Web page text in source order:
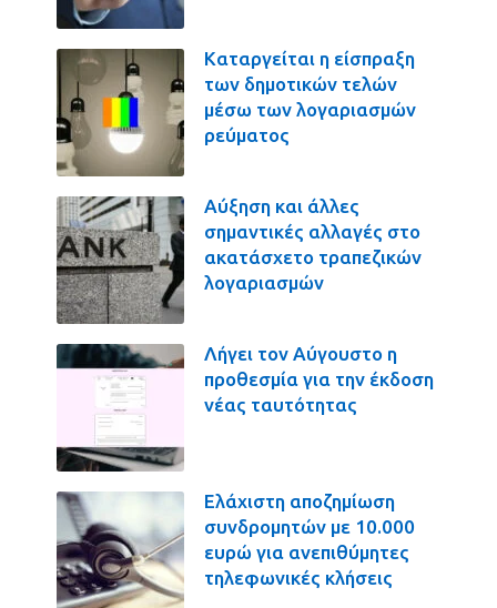
Καταργείται η είσπραξη
των δημοτικών τελών
μέσω των λογαριασμών
ρεύματος
Αύξηση και άλλες
σημαντικές αλλαγές στο
ακατάσχετο τραπεζικών
λογαριασμών
Λήγει τον Αύγουστο η
προθεσμία για την έκδοση
νέας ταυτότητας
Ελάχιστη αποζημίωση
συνδρομητών με 10.000
ευρώ για ανεπιθύμητες
τηλεφωνικές κλήσεις